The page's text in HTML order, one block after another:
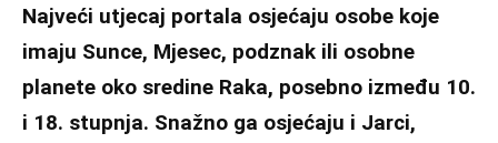
Najveći utjecaj portala osjećaju osobe koje
imaju Sunce, Mjesec, podznak ili osobne
planete oko sredine Raka, posebno između 10.
i 18. stupnja. Snažno ga osjećaju i Jarci,